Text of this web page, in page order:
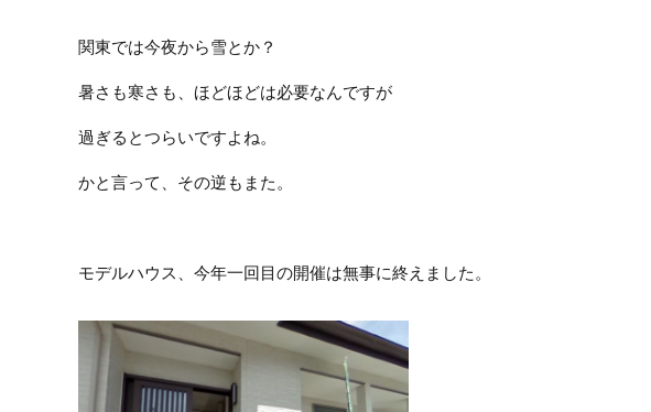
関東では今夜から雪とか？
暑さも寒さも、ほどほどは必要なんですが
過ぎるとつらいですよね。
かと言って、その逆もまた。
モデルハウス、今年一回目の開催は無事に終えました。